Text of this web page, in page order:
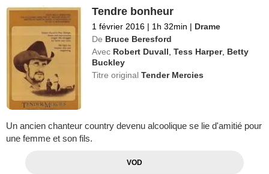
Tendre bonheur
1 février 2016 | 1h 32min | Drame
De Bruce Beresford
Avec Robert Duvall ,Tess Harper, Betty
Buckley
Titre originalTender Mercies
Un ancien chanteur country devenu alcoolique se lie d'amitié pour
une femme et son fils.
VOD